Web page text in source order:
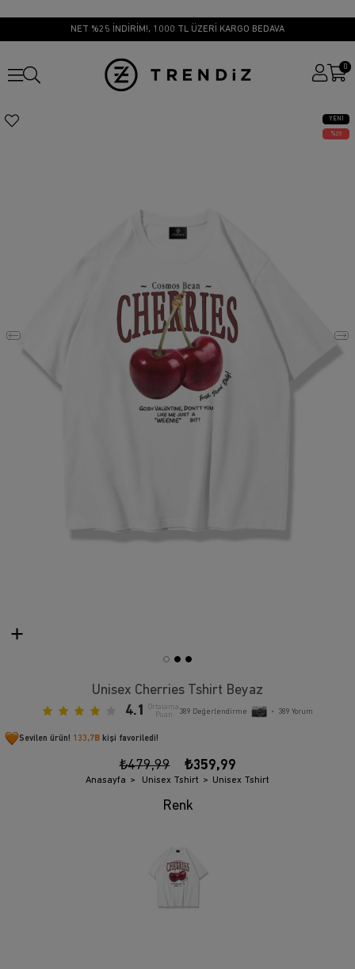
NET %25 İNDİRİM!, 1000 TL ÜZERİ KARGO BEDAVA
0
YENI
ÜRÜN
25
Unisex Cherries Tshirt Beyaz
4.1
Ortalama
Puan
389 Değerlendirme • 389 Yorum
Sevilen ürün! 133,7B kişi favoriledi!
₺479,99 ₺359,99
Anasayfa Unisex Tshirt Unisex Tshirt